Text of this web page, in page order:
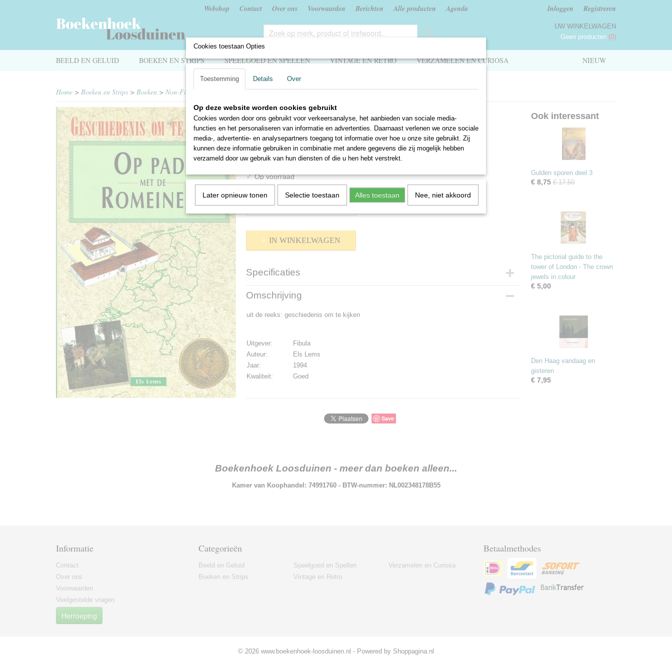
Webshop Contact Over ons Voorwaarden Berichten Alle producten Agenda Inloggen Registreren
UW WINKELWAGEN
Geen producten (0)
NIEUW
BEELD EN GELUID BOEKEN EN STRIPS SPEELGOED EN SPELLEN VINTAGE EN RETRO VERZAMELEN EN CURIOSA
Home > Boeken en Strips > Boeken > Non-Fictie >Op pad met de Romeinen - Els Lems
Op pad met de Romeinen - Els
Lems
€ 1,50
✓Op voorraad
Aantal
IN WINKELWAGEN
Specificaties
Productcode
Bruto gewicht
Omschrijving
uit de reeks: geschiedenis om te kijken
Uitgever:
Fibula
Auteur:
Els Lems
Jaar:
1994
Kwaliteit:
Goed
Save
Ook interessant
Gulden sporen deel 3
€ 8,75 € 17,50
The pictorial guide to the
tower of London - The crown
jewels in colour
€ 5,00
Den Haag vandaag en
gisteren
€ 7,95
Boekenhoek Loosduinen - meer dan boeken alleen...
Kamer van Koophandel: 74991760 - BTW-nummer: NL002348178B55
Informatie
Contact
Over ons
Voorwaarden
Veelgestelde vragen
Herroeping
Categorieën
Beeld en Geluid
Boeken en Strips
Speelgoed en Spellen
Vintage en Retro
Verzamelen en Curiosa
Betaalmethodes
© 2026 www.boekenhoek-loosduinen.nl - Powered by Shoppagina.nl
Cookies toestaan Opties
Toestemming Details Over
Op deze website worden cookies gebruikt
Cookies worden door ons gebruikt voor verkeersanalyse, het aanbieden van sociale media-
functies en het personaliseren van informatie en advertenties. Daarnaast verlenen we onze sociale
media-, advertentie- en analysepartners toegang tot informatie over hoe u onze site gebruikt. Zij
kunnen deze informatie gebruiken in combinatie met andere gegevens die zij mogelijk hebben
verzameld door uw gebruik van hun diensten of die u hen hebt verstrekt.
Later opnieuw tonen Selectie toestaan Alles toestaan Nee, niet akkoord